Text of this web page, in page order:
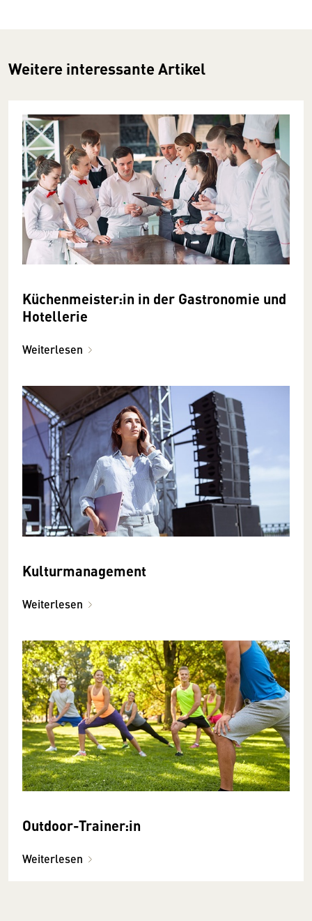
Weitere interessante Artikel
Küchenmeister:in in der Gastronomie und
Hotellerie
Weiterlesen
Kulturmanagement
Weiterlesen
Outdoor-Trainer:in
Weiterlesen